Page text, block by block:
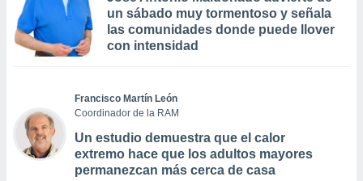
un sábado muy tormentoso y señala
las comunidades donde puede llover
con intensidad
Francisco Martín León
Coordinador de la RAM
Un estudio demuestra que el calor
extremo hace que los adultos mayores
permanezcan más cerca de casa